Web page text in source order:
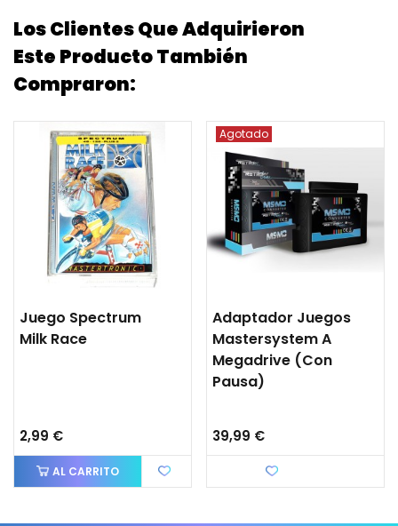
Los Clientes Que Adquirieron
Este Producto También
Compraron:
Juego Spectrum
Milk Race
2,99 €
AL CARRITO
Agotado
Adaptador Juegos
Mastersystem A
Megadrive (con
Pausa)
39,99 €